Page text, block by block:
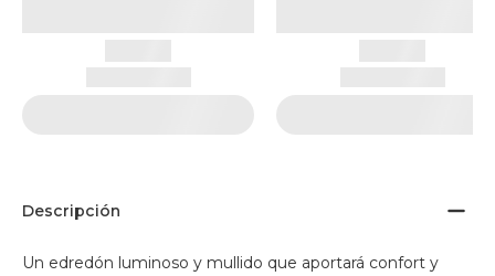
Descripción
Un edredón luminoso y mullido que aportará confort y